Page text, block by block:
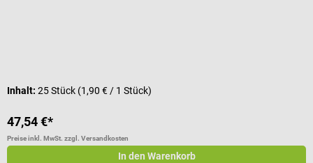
Inhalt: 25 Stück (1,90 € / 1 Stück)
47,54 €*
Preise inkl. MwSt. zzgl. Versandkosten
In den Warenkorb